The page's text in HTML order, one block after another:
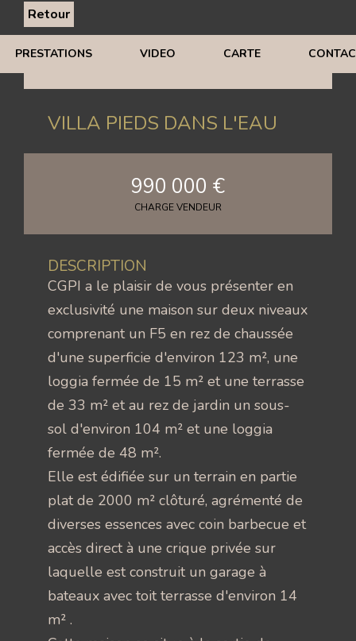
Retour
PRESTATIONS VIDEO CARTE
VILLA PIEDS DANS L'EAU
990 000 €
CHARGE VENDEUR
DESCRIPTION
CGPI a le plaisir de vous présenter en
exclusivité une maison sur deux niveaux
comprenant un F5 en rez de chaussée
d'une superficie d'environ 123 m², une
loggia fermée de 15 m² et une terrasse
de 33 m² et au rez de jardin un sous-
sol d'environ 104 m² et une loggia
fermée de 48 m².
Elle est édifiée sur un terrain en partie
plat de 2000 m² clôturé, agrémenté de
diverses essences avec coin barbecue et
accès direct à une crique privée sur
laquelle est construit un garage à
bateaux avec toit terrasse d'environ 14
m² .